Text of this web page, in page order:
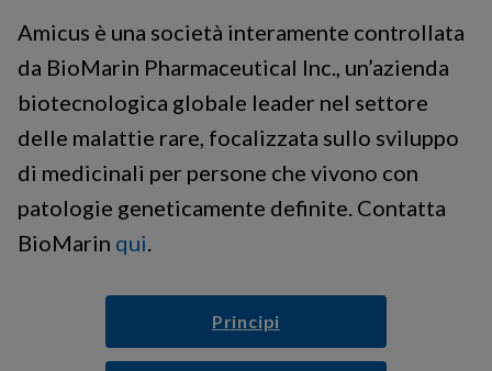
Amicus è una società interamente controllata
da BioMarin Pharmaceutical Inc., un’azienda
biotecnologica globale leader nel settore
delle malattie rare, focalizzata sullo sviluppo
di medicinali per persone che vivono con
patologie geneticamente definite. Contatta
BioMarin qui.
Principi